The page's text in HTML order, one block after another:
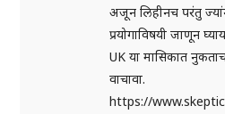
अजून लिहीनच परंतु
प्रयोगाविषयी जाणून
UK या मासिकात
वाचावा.
https://